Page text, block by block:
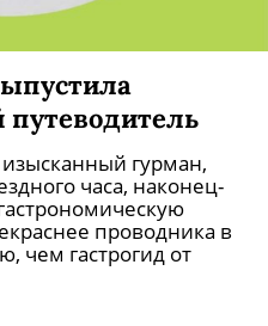
путеводитель
гурман,
часа, наконец-
проводника в
чем гастрогид от